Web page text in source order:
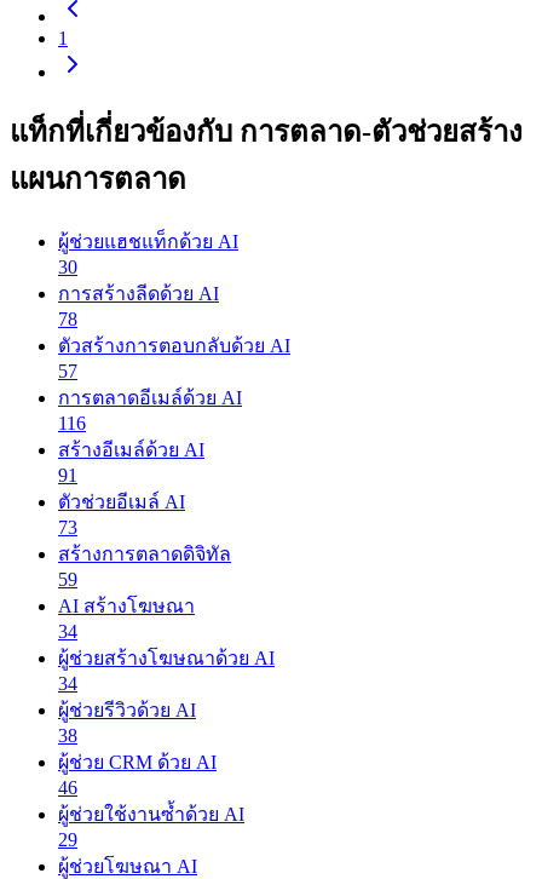
1
แท็กที่เกี่ยวข้องกับ การตลาด-ตัวช่วยสร้าง
แผนการตลาด
ผู้ช่วยแฮชแท็กด้วย AI
30
การสร้างลีดด้วย AI
78
ตัวสร้างการตอบกลับด้วย AI
57
การตลาดอีเมล์ด้วย AI
116
สร้างอีเมล์ด้วย AI
91
ตัวช่วยอีเมล์ AI
73
สร้างการตลาดดิจิทัล
59
AI สร้างโฆษณา
34
ผู้ช่วยสร้างโฆษณาด้วย AI
34
ผู้ช่วยรีวิวด้วย AI
38
ผู้ช่วย CRM ด้วย AI
46
ผู้ช่วยใช้งานซ้ำด้วย AI
29
ผู้ช่วยโฆษณา AI